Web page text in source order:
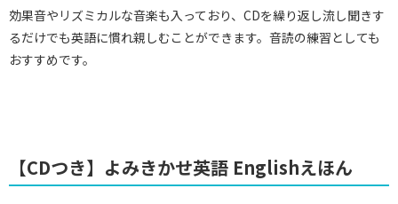
効果音やリズミカルな音楽も入っており、CDを繰り返し流し聞きす
るだけでも英語に慣れ親しむことができます。音読の練習としても
おすすめです。
【CDつき】よみきかせ英語 Englishえほん